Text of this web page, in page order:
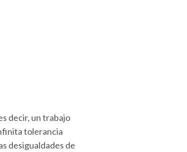
decir, un trabajo
tolerancia
desigualdades de